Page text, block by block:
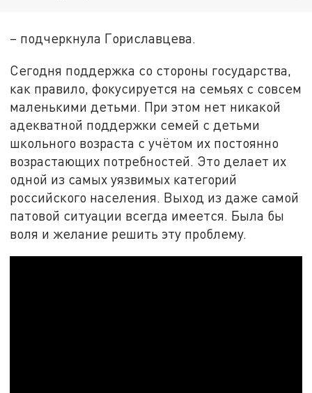
– подчеркнула Гориславцева.
Сегодня поддержка со стороны государства,
как правило, фокусируется на семьях с совсем
маленькими детьми. При этом нет никакой
адекватной поддержки семей с детьми
школьного возраста с учётом их постоянно
возрастающих потребностей. Это делает их
одной из самых уязвимых категорий
российского населения. Выход из даже самой
патовой ситуации всегда имеется. Была бы
воля и желание решить эту проблему.